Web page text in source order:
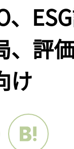
、
、評
け